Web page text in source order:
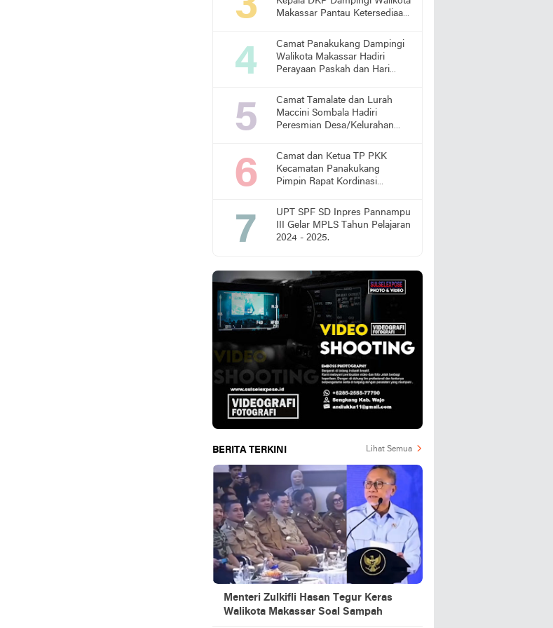
Makassar Pantau Ketersediaan
Camat Panakukang Dampingi
Walikota Makassar Hadiri
Perayaan Paskah dan Hari
Camat Tamalate dan Lurah
Maccini Sombala Hadiri
Peresmian Desa/Kelurahan
Camat dan Ketua TP PKK
Kecamatan Panakukang
Pimpin Rapat Kordinasi
Stunting
UPT SPF SD Inpres Pannampu
III Gelar MPLS Tahun Pelajaran
2024 - 2025.
BERITA TERKINI Lihat Semua
Menteri Zulkifli Hasan Tegur Keras
Walikota Makassar Soal Sampah